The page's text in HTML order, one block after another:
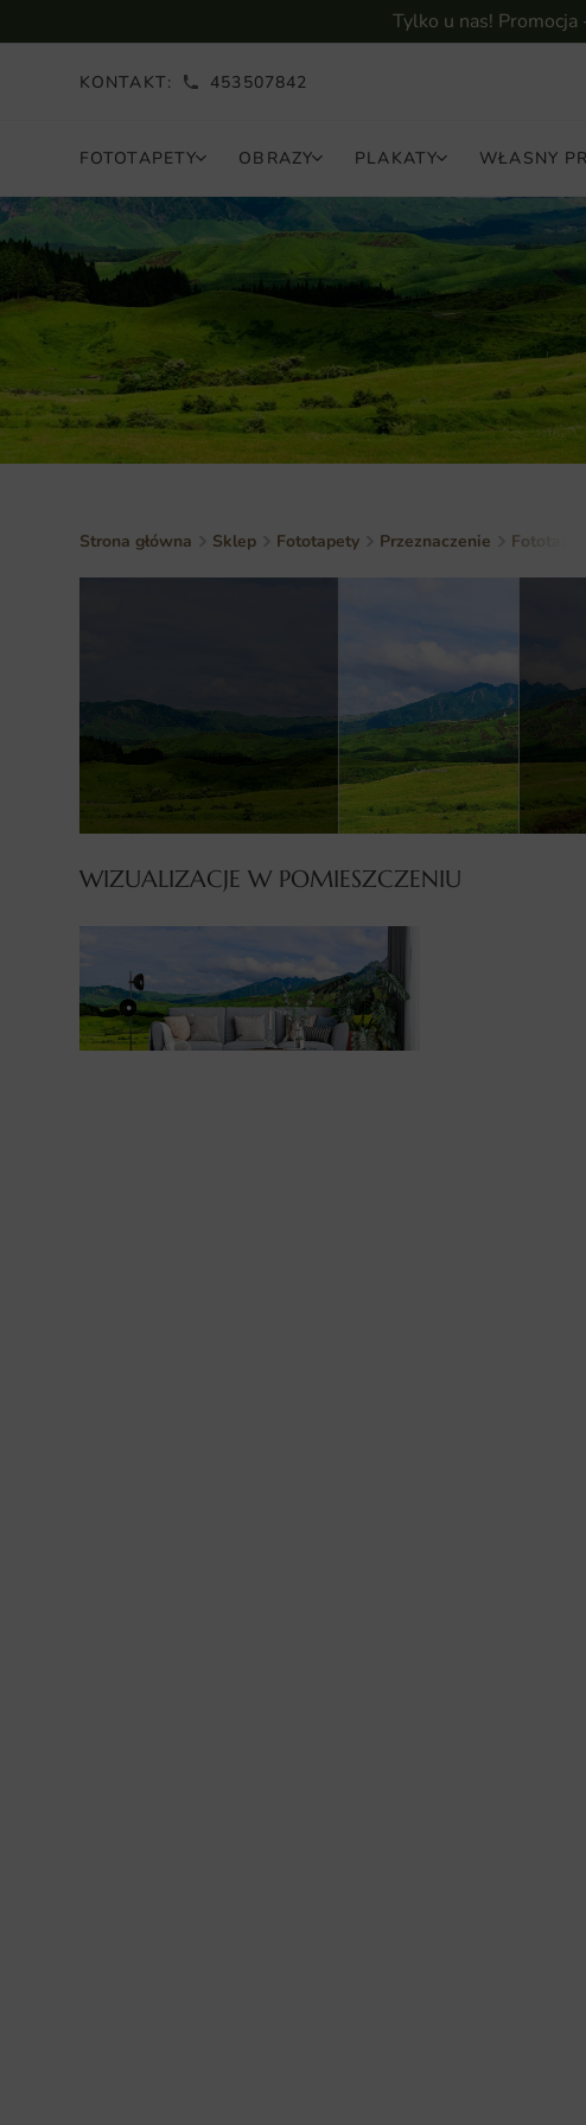
Tylko u nas!
KONTAKT: 453507842
FOTOTAPETY OBRAZY PLAKATY WŁASNY
Strona główna Sklep Fototapety Przeznaczenie
WIZUALIZACJE W POMIESZCZENIU